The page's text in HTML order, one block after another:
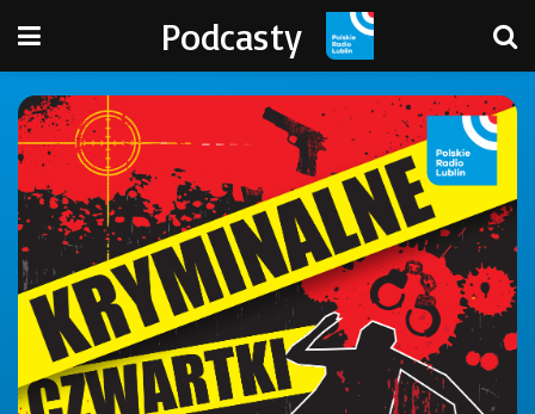
Podcasty